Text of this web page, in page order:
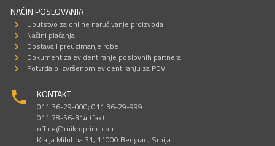
NAČIN POSLOVANJA
Uputstvo za online naručivanje proizvoda
Načini plaćanja
Dostava I preuzimanje robe
Dokument za evidentiranje poslovnih partnera
Potvrda o izvršenom evidentiranju za PDV
KONTAKT
011 36-29-000; 011 36-29-999
011 78-56-314 (fax)
office@mikroprinc.com
Kralja Milutina 31, 11000 Beograd, Srbija